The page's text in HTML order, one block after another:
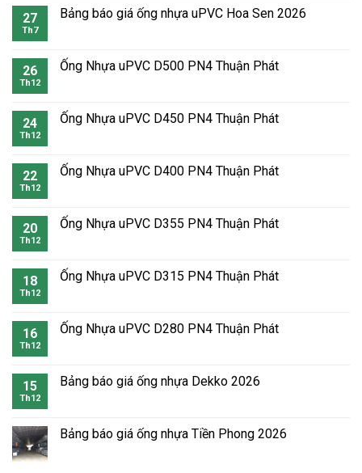
27
Th7
Bảng báo giá ống nhựa uPVC Hoa Sen 2026
26
Th12
Ống Nhựa uPVC D500 PN4 Thuận Phát
24
Th12
Ống Nhựa uPVC D450 PN4 Thuận Phát
22
Th12
Ống Nhựa uPVC D400 PN4 Thuận Phát
20
Th12
Ống Nhựa uPVC D355 PN4 Thuận Phát
18
Th12
Ống Nhựa uPVC D315 PN4 Thuận Phát
16
Th12
Ống Nhựa uPVC D280 PN4 Thuận Phát
15
Th12
Bảng báo giá ống nhựa Dekko 2026
Bảng báo giá ống nhựa Tiền Phong 2026